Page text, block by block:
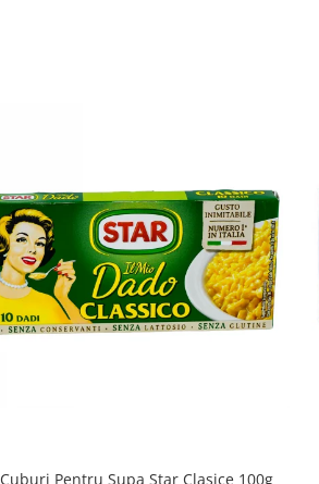
Cuburi Pentru Supa Star Clasice 100g